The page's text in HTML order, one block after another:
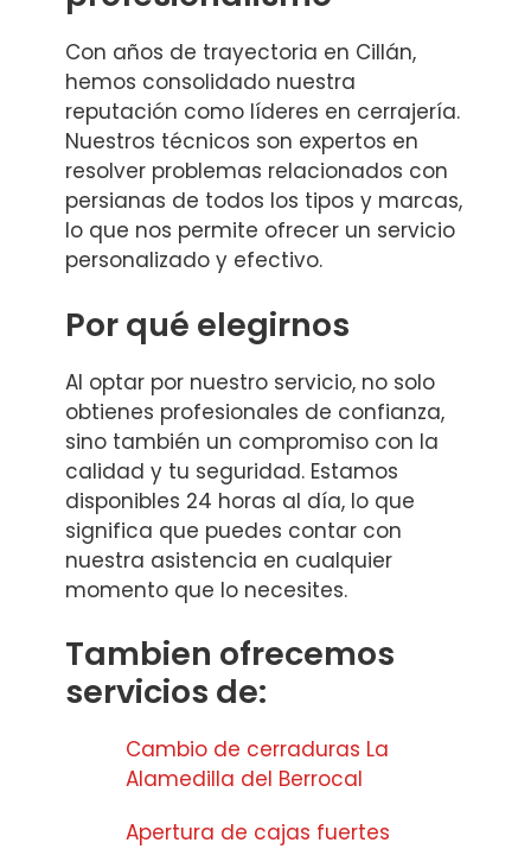
Con años de trayectoria en Cillán,
hemos consolidado nuestra
reputación como líderes en cerrajería.
Nuestros técnicos son expertos en
resolver problemas relacionados con
persianas de todos los tipos y marcas,
lo que nos permite ofrecer un servicio
personalizado y efectivo.
Por qué elegirnos
Al optar por nuestro servicio, no solo
obtienes profesionales de confianza,
sino también un compromiso con la
calidad y tu seguridad. Estamos
disponibles 24 horas al día, lo que
significa que puedes contar con
nuestra asistencia en cualquier
momento que lo necesites.
Tambien ofrecemos
servicios de:
Cambio de cerraduras La
Alamedilla del Berrocal
Apertura de cajas fuertes